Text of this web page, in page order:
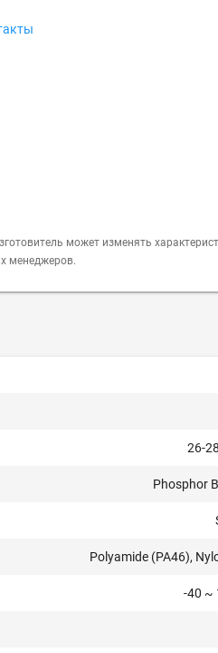
может изменять
менеджеров.
26-
Phosphor
Polyamide (PA46),
-40 ~